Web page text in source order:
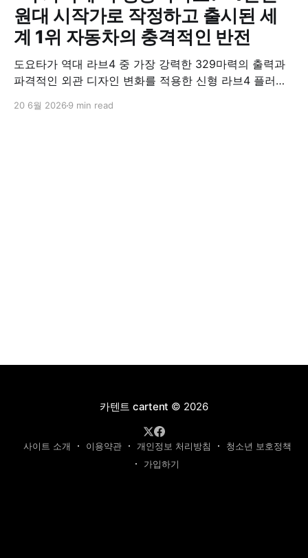
원대 시작가로 작정하고 출시된 세
계 1위 자동차의 충격적인 반전
도요타가 역대 라브4 중 가장 강력한 329마력의 출력과
파격적인 외관 디자인 변화를 적용한 신형 라브4 플러그
충전이 가능하고 전기 모드로만 70km 이상 주행할 수 있
20 6월 2026 9 min read
카텐트 cartent © 2026
사이트 소개 이용약관 개인정보 처리방침
청소년 보호정책
가입하기